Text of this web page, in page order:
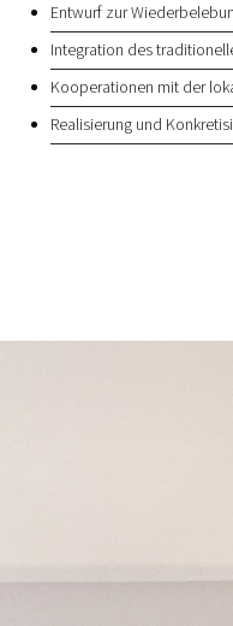
Entwurf zur
Integration des
Kooperationen mit der
Realisierung und